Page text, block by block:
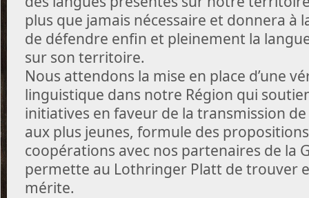
plus que jamais nécessaire et donnera à
de défendre enfin et pleinement la
sur son territoire.
Nous attendons la mise en place d’une
linguistique dans notre Région qui
initiatives en faveur de la transmission
aux plus jeunes, formule des
coopérations avec nos partenaires de la
permette au Lothringer Platt de trouver
mérite.